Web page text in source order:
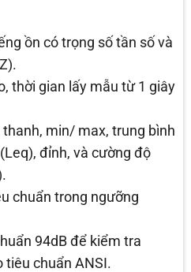
ồn có trọng số tần số và
thời gian lấy mẫu từ 1 giây
min/ max, trung bình
đỉnh, và cường độ
chuẩn trong ngưỡng
94dB để kiểm tra
tiêu chuẩn ANSI.